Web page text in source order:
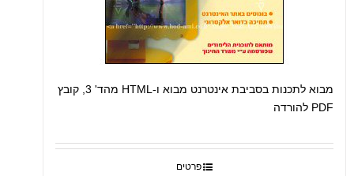
מבוא לתכנות בסביבת אינטרנט מבוא ו-HTML מהד' 3, קובץ
PDF להורדה
פרטים